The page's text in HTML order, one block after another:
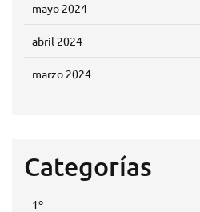
mayo 2024
abril 2024
marzo 2024
Categorías
1º